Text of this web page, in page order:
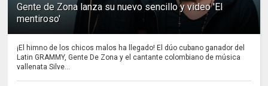
Gente de Zona lanza su nuevo sencillo y video 'El
mentiroso'
¡El himno de los chicos malos ha llegado! El dúo cubano ganador del
Latin GRAMMY, Gente De Zona y el cantante colombiano de música
vallenata Silve...